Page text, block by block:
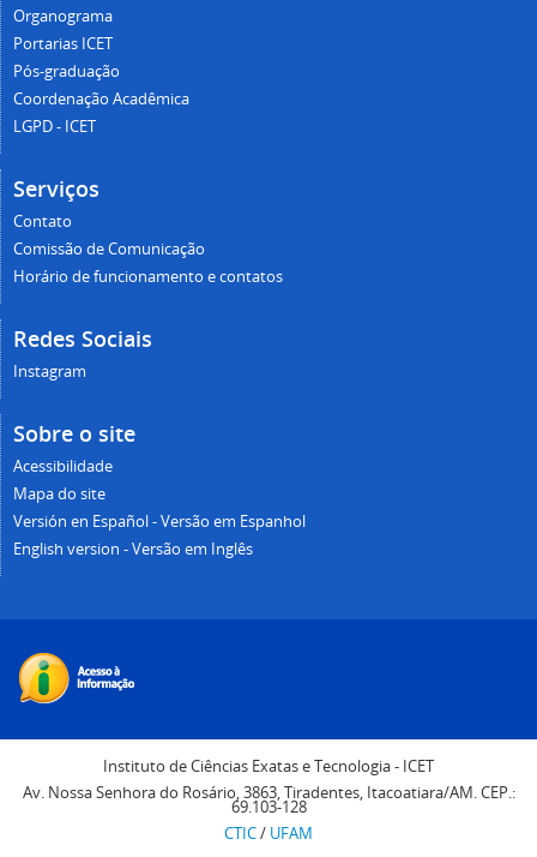
Organograma
Portarias ICET
Pós-graduação
Coordenação Acadêmica
LGPD - ICET
Serviços
Contato
Comissão de Comunicação
Horário de funcionamento e contatos
Redes Sociais
Instagram
Sobre o site
Acessibilidade
Mapa do site
Versión en Español - Versão em Espanhol
English version - Versão em Inglês
Instituto de Ciências Exatas e Tecnologia - ICET
Av. Nossa Senhora do Rosário, 3863, Tiradentes, Itacoatiara/AM. CEP.:
69.103-128
CTIC/ UFAM